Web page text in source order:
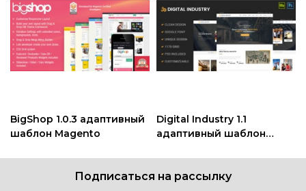
BigShop 1.0.3 адаптивный
шаблон Magento
Digital Industry 1.1
адаптивный шаблон
Подписаться на рассылку